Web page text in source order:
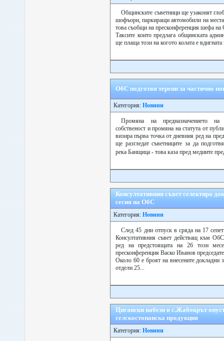
Общинските съветници ще узаконят
шофъори, паркиращи автомобили на
това съобщи на пресконференция шефа
Таксите които предлага общинската
ще плаща този на когото колата е
ОбС подготвя терени за частично
Категория: Новини
Промяна на предназначението
собственост и промяна на статута от
визира първа точка от дневния ред на
ще разгледат съветниците за да
река Банщица - това каза пред медиите
Консултативния съвет селектира
сесия на ОбС
Категория: Новини
След 45 дни отпуск в сряда на 17
Консултативния съвет действащ към
ред на предстоящата на 26 този
пресконференция Васко Иванов
Около 60 е броят на внесените докладни
отдели 25...
Цигански набези в с.Жабокрът
селскостопанска продукция
Категория: Новини